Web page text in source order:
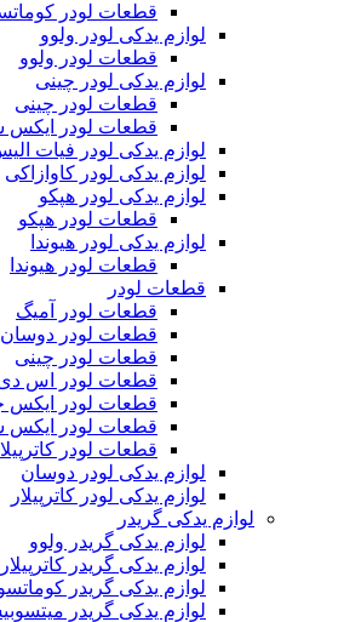
قطعات لودر کوماتسو
لوازم یدکی لودر ولوو
قطعات لودر ولوو
لوازم یدکی لودر چینی
قطعات لودر چینی
قطعات لودر ایکس سی ام جی xcmg
لوازم یدکی لودر فیات الیس
لوازم یدکی لودر کاوازاکی
لوازم یدکی لودر هپکو
قطعات لودر هپکو
لوازم یدکی لودر هیوندا
قطعات لودر هیوندا
قطعات لودر
قطعات لودر آمیگ
قطعات لودر دوسان
قطعات لودر چینی
قطعات لودر اس دی ال جی
قطعات لودر ایکس جی ام ای
قطعات لودر ایکس سی ام جی xcmg
قطعات لودر کاترپیلار
لوازم یدکی لودر دوسان
لوازم یدکی لودر کاترپیلار
لوازم یدکی گریدر
لوازم یدکی گریدر ولوو
لوازم یدکی گریدر کاترپیلار
لوازم یدکی گریدر کوماتسو
لوازم یدکی گریدر میتسوبیشی